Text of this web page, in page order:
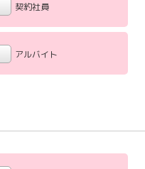
契約社員
アルバイト